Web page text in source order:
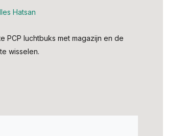
Hatsan
PCP luchtbuks met magazijn en de
wisselen.